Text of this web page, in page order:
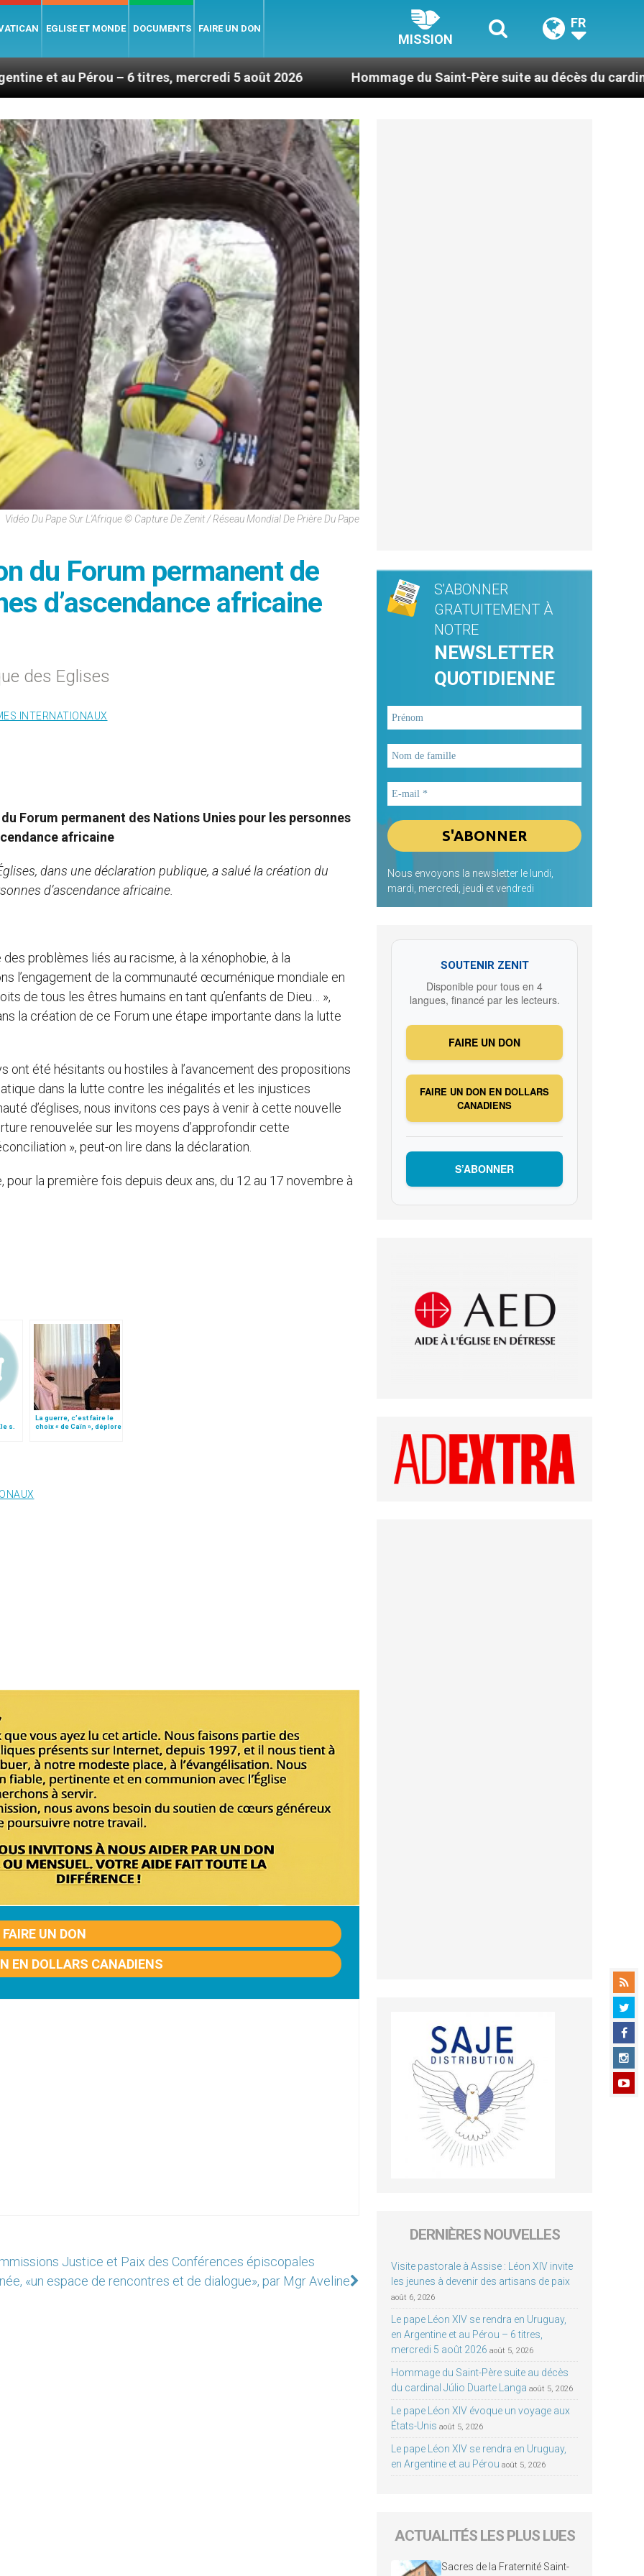
EGLISE ET MONDE DOCUMENTS FAIRE UN DON
MISSION
FR
– 6 titres, mercredi 5 août 2026 Hommage du Saint-Père suite au décès du cardinal Júlio Duarte
Vidéo Du Pape Sur L'Afrique © Capture De Zenit / Réseau Mondial De Prière Du Pape
du Forum permanent de
d’ascendance africaine
des Eglises
INTERNATIONAUX
Forum permanent des Nations Unies pour les personnes
africaine
dans une déclaration publique, a salué la création du
d’ascendance africaine.
problèmes liés au racisme, à la xénophobie, à la
l’engagement de la communauté œcuménique mondiale en
de tous les êtres humains en tant qu’enfants de Dieu… »,
la création de ce Forum une étape importante dans la lutte
ont été hésitants ou hostiles à l’avancement des propositions
dans la lutte contre les inégalités et les injustices
d’églises, nous invitons ces pays à venir à cette nouvelle
renouvelée sur les moyens d’approfondir cette
», peut-on lire dans la déclaration.
la première fois depuis deux ans, du 12 au 17 novembre à
s.
La guerre, c’est faire le
choix « de Caïn », déplore
FAIRE UN DON
EN DOLLARS CANADIENS
Justice et Paix des Conférences épiscopales
«un espace de rencontres et de dialogue», par Mgr Aveline
S'ABONNER
GRATUITEMENT À
NOTRE
NEWSLETTER
QUOTIDIENNE
Nous envoyons la newsletter le lundi,
mardi, mercredi, jeudi et vendredi
SOUTENIR ZENIT
Disponible pour tous en 4
langues, financé par les lecteurs.
FAIRE UN DON
FAIRE UN DON EN DOLLARS
CANADIENS
S’ABONNER
DERNIÈRES NOUVELLES
Visite pastorale à Assise : Léon XIV invite
les jeunes à devenir des artisans de paix
août 6, 2026
Le pape Léon XIV se rendra en Uruguay,
en Argentine et au Pérou – 6 titres,
mercredi 5 août 2026 août 5, 2026
Hommage du Saint-Père suite au décès
du cardinal Júlio Duarte Langa août 5, 2026
Le pape Léon XIV évoque un voyage aux
États-Unis août 5, 2026
Le pape Léon XIV se rendra en Uruguay,
en Argentine et au Pérou août 5, 2026
ACTUALITÉS LES PLUS LUES
Sacres de la Fraternité Saint-